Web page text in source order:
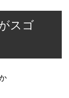
スゴ